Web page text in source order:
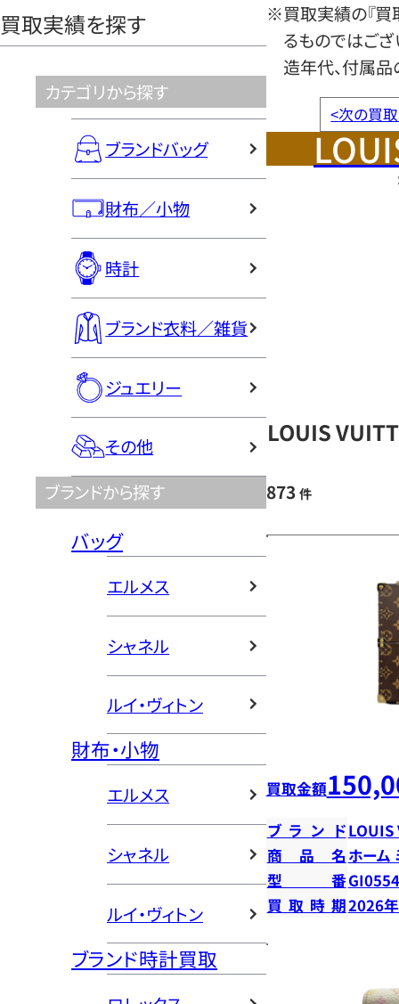
買取実績を探す
カテゴリから探す
ブランドバッグ
財布／小物
時計
ブランド衣料／雑貨
ジュエリー
その他
ブランドから探す
バッグ
エルメス
シャネル
ルイ・ヴィトン
財布・小物
エルメス
シャネル
ルイ・ヴィトン
ブランド時計買取
※買取実績の『買
るものではござ
造年代、付属品
<次の買
LOUIS
873 件
買取金額
ブランドLOUIS
商品名 ホーム
型番GI0554
買取時期2026